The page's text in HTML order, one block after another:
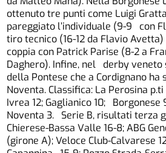
ottenuto tre punti come Luigi
pareggiato l’individuale (9-9 con
tiro tecnico (16-12 da Flavio
coppia con Patrick Parise (8-2 a
Daghero). Infine, nel derby veneto
della Pontese che a Cordignano ha
Noventa. Classifica: La Perosina p.ti
Ivrea 12; Gaglianico 10; Borgonese
Noventa 3. Serie B, risultati terza
Chierese-Bassa Valle 16-8; ABG
(girone A); Veloce Club-Calvarese